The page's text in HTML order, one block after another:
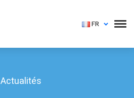
FR
Actualités